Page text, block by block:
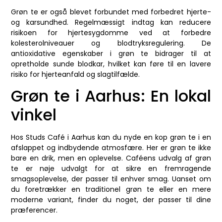
Grøn te er også blevet forbundet med forbedret hjerte-
og karsundhed. Regelmæssigt indtag kan reducere
risikoen for hjertesygdomme ved at forbedre
kolesterolniveauer og blodtryksregulering. De
antioxidative egenskaber i grøn te bidrager til at
opretholde sunde blodkar, hvilket kan føre til en lavere
risiko for hjerteanfald og slagtilfælde.
Grøn te i Aarhus: En lokal
vinkel
Hos Studs Café i Aarhus kan du nyde en kop grøn te i en
afslappet og indbydende atmosfære. Her er grøn te ikke
bare en drik, men en oplevelse. Caféens udvalg af grøn
te er nøje udvalgt for at sikre en fremragende
smagsoplevelse, der passer til enhver smag. Uanset om
du foretrækker en traditionel grøn te eller en mere
moderne variant, finder du noget, der passer til dine
præferencer.